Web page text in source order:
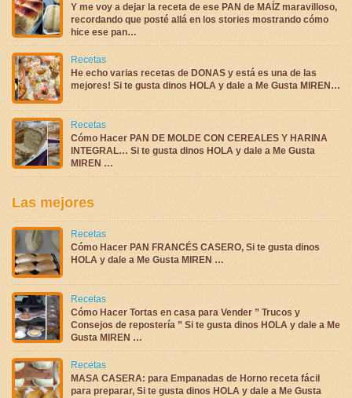
Y me voy a dejar la receta de ese PAN de MAÍZ maravilloso,
recordando que posté allá en los stories mostrando cómo
hice ese pan…
Recetas
He echo varias recetas de DONAS y está es una de las
mejores! Si te gusta dinos HOLA y dale a Me Gusta MIREN…
Recetas
Cómo Hacer PAN DE MOLDE CON CEREALES Y HARINA
INTEGRAL… Si te gusta dinos HOLA y dale a Me Gusta
MIREN …
Las mejores
Recetas
Cómo Hacer PAN FRANCÉS CASERO, Si te gusta dinos
HOLA y dale a Me Gusta MIREN …
Recetas
Cómo Hacer Tortas en casa para Vender ” Trucos y
Consejos de repostería ” Si te gusta dinos HOLA y dale a Me
Gusta MIREN …
Recetas
MASA CASERA: para Empanadas de Horno receta fácil
para preparar, Si te gusta dinos HOLA y dale a Me Gusta